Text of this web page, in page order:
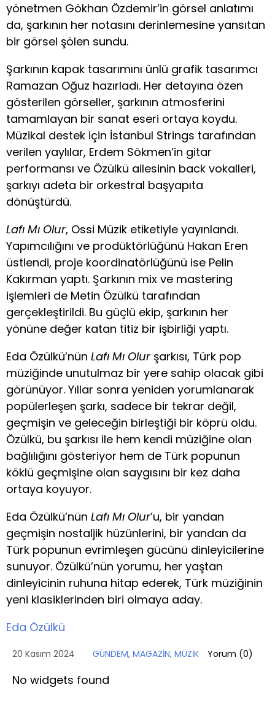
yönetmen Gökhan Özdemir’in görsel anlatımı
da, şarkının her notasını derinlemesine yansıtan
bir görsel şölen sundu.
Şarkının kapak tasarımını ünlü grafik tasarımcı
Ramazan Oğuz hazırladı. Her detayına özen
gösterilen görseller, şarkının atmosferini
tamamlayan bir sanat eseri ortaya koydu.
Müzikal destek için İstanbul Strings tarafından
verilen yaylılar, Erdem Sökmen’in gitar
performansı ve Özülkü ailesinin back vokalleri,
şarkıyı adeta bir orkestral başyapıta
dönüştürdü.
Lafı Mı Olur, Ossi Müzik etiketiyle yayınlandı.
Yapımcılığını ve prodüktörlüğünü Hakan Eren
üstlendi, proje koordinatörlüğünü ise Pelin
Kakırman yaptı. Şarkının mix ve mastering
işlemleri de Metin Özülkü tarafından
gerçekleştirildi. Bu güçlü ekip, şarkının her
yönüne değer katan titiz bir işbirliği yaptı.
Eda Özülkü’nün Lafı Mı Olur şarkısı, Türk pop
müziğinde unutulmaz bir yere sahip olacak gibi
görünüyor. Yıllar sonra yeniden yorumlanarak
popülerleşen şarkı, sadece bir tekrar değil,
geçmişin ve geleceğin birleştiği bir köprü oldu.
Özülkü, bu şarkısı ile hem kendi müziğine olan
bağlılığını gösteriyor hem de Türk popunun
köklü geçmişine olan saygısını bir kez daha
ortaya koyuyor.
Eda Özülkü’nün Lafı Mı Olur’u, bir yandan
geçmişin nostaljik hüzünlerini, bir yandan da
Türk popunun evrimleşen gücünü dinleyicilerine
sunuyor. Özülkü’nün yorumu, her yaştan
dinleyicinin ruhuna hitap ederek, Türk müziğinin
yeni klasiklerinden biri olmaya aday.
Eda Özülkü
20 Kasım 2024 GÜNDEM, MAGAZİN, MÜZİK Yorum (0)
No widgets found